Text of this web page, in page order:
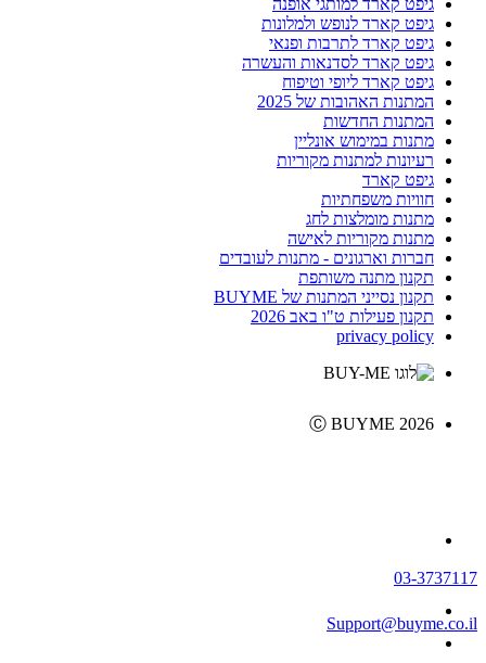
גיפט קארד למותגי אופנה
גיפט קארד לנופש ולמלונות
גיפט קארד לתרבות ופנאי
גיפט קארד לסדנאות והעשרה
גיפט קארד ליופי וטיפוח
המתנות האהובות של 2025
המתנות החדשות
מתנות במימוש אונליין
רעיונות למתנות מקוריות
גיפט קארד
חוויות משפחתיות
מתנות מומלצות לחג
מתנות מקוריות לאישה
חברות וארגונים - מתנות לעובדים
תקנון מתנה משותפת
תקנון נסייני המתנות של BUYME
תקנון פעילות ט"ו באב 2026
privacy policy
Ⓒ BUYME 2026
03-3737117
Support@buyme.co.il